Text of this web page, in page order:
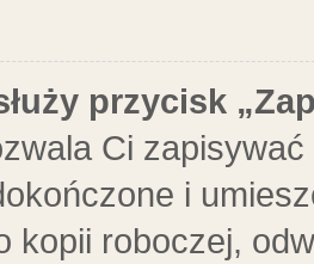
przycisk
Ci
i
kopii roboczej,